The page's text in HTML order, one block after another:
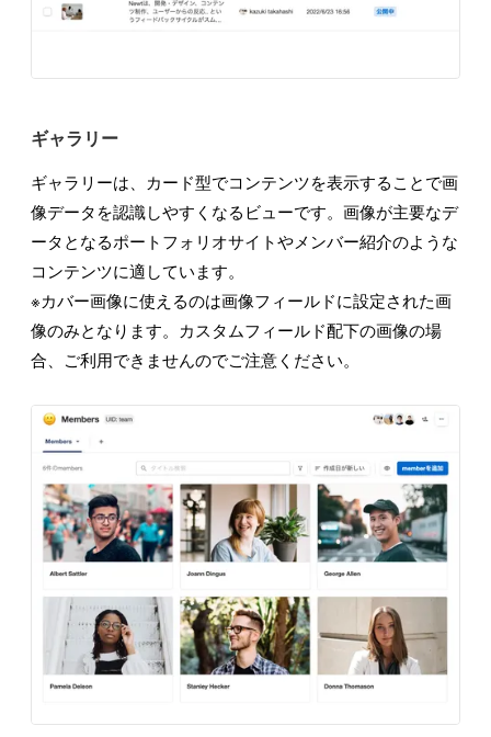
ギャラリー
ギャラリーは、カード型でコンテンツを表示することで画
像データを認識しやすくなるビューです。画像が主要なデ
ータとなるポートフォリオサイトやメンバー紹介のような
コンテンツに適しています。
※カバー画像に使えるのは画像フィールドに設定された画
像のみとなります。カスタムフィールド配下の画像の場
合、ご利用できませんのでご注意ください。